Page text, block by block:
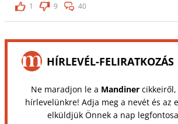
1
9 40
HÍRLEVÉL-FELIRATKOZÁS
Ne maradjon le a Mandinercikkeiről,
hírlevelünkre! Adja meg a nevét és az
elküldjük Önnek a nap